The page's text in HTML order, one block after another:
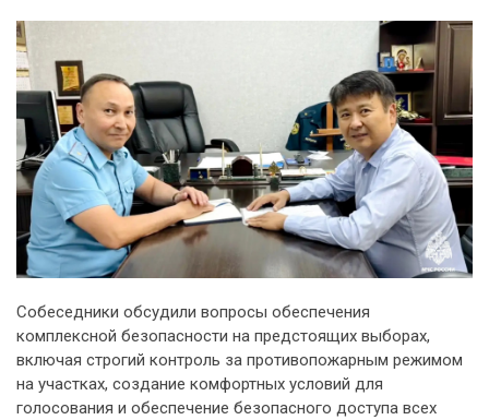
Собеседники обсудили вопросы обеспечения
комплексной безопасности на предстоящих выборах,
включая строгий контроль за противопожарным режимом
на участках, создание комфортных условий для
голосования и обеспечение безопасного доступа всех